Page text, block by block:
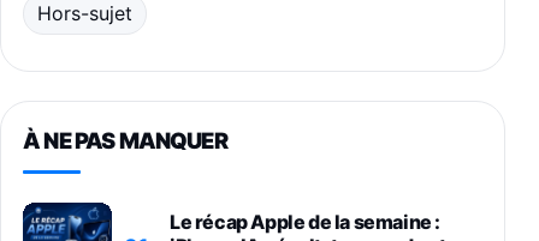
Hors-sujet
À NE PAS MANQUER
Le récap Apple de la semaine :